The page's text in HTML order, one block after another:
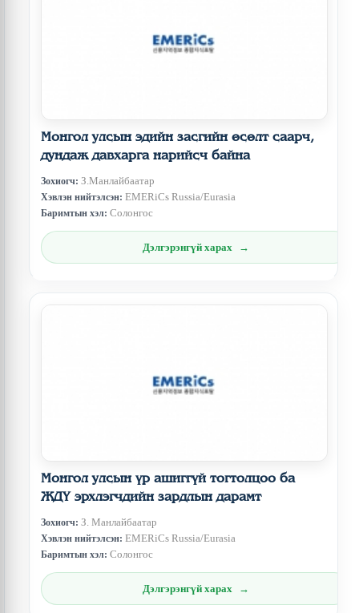
Монгол улсын эдийн засгийн өсөлт саарч,
дундаж давхарга нарийсч байна
Зохиогч: З.Манлайбаатар
Хэвлэн нийтэлсэн: EMERiCs Russia/Eurasia
Баримтын хэл: Солонгос
Дэлгэрэнгүй харах
Монгол улсын үр ашиггүй тогтолцоо ба
ЖДҮ эрхлэгчдийн зардлын дарамт
Зохиогч: З. Манлайбаатар
Хэвлэн нийтэлсэн: EMERiCs Russia/Eurasia
Баримтын хэл: Солонгос
Дэлгэрэнгүй харах